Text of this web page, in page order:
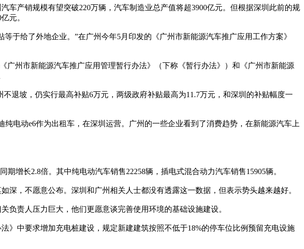
产销规模有望突破220万辆，汽车制造业总产值将超3900亿元。但根据深圳此前的规
元。
给了外地企业。”在广州今年5月印发的《广州市新能源汽车推广应用工作方案》
州市新能源汽车推广应用管理暂行办法》（下称《暂行办法》）和《广州市新能源
退坡，仍实行最高补贴6万元，两级政府补贴最高为11.7万元，和深圳的补贴幅度一
电动e6作为出租车，在深圳运营。广州的一些企业看到了消费趋势，在新能源汽车上
增长2.8倍。其中纯电动汽车销售22258辆，插电式混合动力汽车销售15905辆。
，不愿意公布。深圳和广州相关人士都没有透露这一数据，但表示势头越来越好。
责人压力巨大，他们更愿意谈完善使用环境的基础设施建设。
中要求增加充电桩建设，规定新建建筑按照不低于18%的停车位比例预留充电设施